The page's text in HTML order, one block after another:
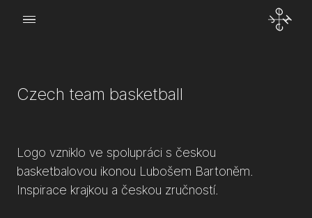
Menu
Czech team basketball
Logo vzniklo ve spolupráci s českou
basketbalovou ikonou Lubošem Bartoněm.
Inspirace krajkou a českou zručností.